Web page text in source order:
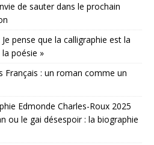
de sauter dans le prochain
pense que la calligraphie est la
poésie »
Français : un roman comme un
Edmonde Charles-Roux 2025
ou le gai désespoir : la biographie